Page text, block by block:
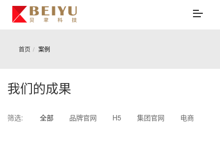
首页 案例
我们的成果
筛选: 全部 品牌官网 H5 集团官网 电商